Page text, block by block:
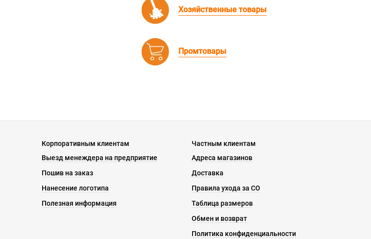
Хозяйственные товары
Промтовары
Корпоративным клиентам
Выезд менеждера на предприятие
Пошив на заказ
Нанесение логотипа
Полезная информация
Частным клиентам
Адреса магазинов
Доставка
Правила ухода за СО
Таблица размеров
Обмен и возврат
Политика конфиденциальности